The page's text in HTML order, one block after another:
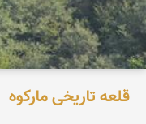
قلعه تاریخی مارکوه